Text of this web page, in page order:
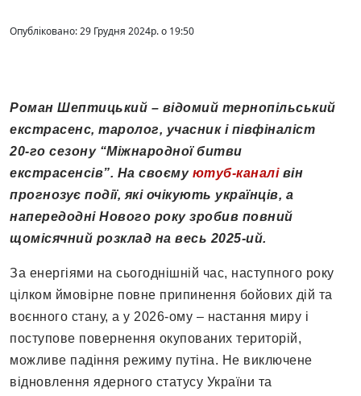
Опубліковано: 29 Грудня 2024р. о 19:50
Роман Шептицький – відомий тернопільський
екстрасенс, таролог, учасник і півфіналіст
20-го сезону “Міжнародної битви
екстрасенсів”. На своєму ютуб-каналівін
прогнозує події, які очікують українців, а
напередодні Нового року зробив повний
щомісячний розклад на весь 2025-ий.
За енергіями на сьогоднішній час, наступного року
цілком ймовірне повне припинення бойових дій та
воєнного стану, а у 2026-ому – настання миру і
поступове повернення окупованих територій,
можливе падіння режиму путіна. Не виключене
відновлення ядерного статусу України та